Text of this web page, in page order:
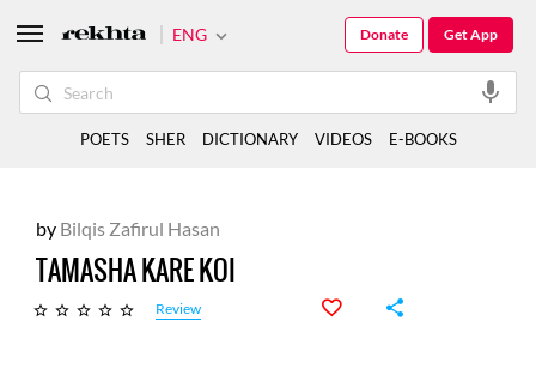
by Bilqis Zafirul Hasan
TAMASHA KARE KOI
Review
ENG Get App
Donate
POETS SHER DICTIONARY VIDEOS E-BOOKS